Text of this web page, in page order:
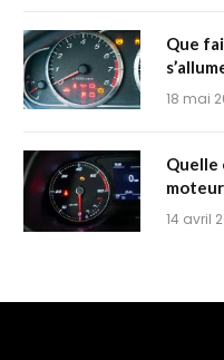
Que
18 mai
Quelle
moteur
14 avril